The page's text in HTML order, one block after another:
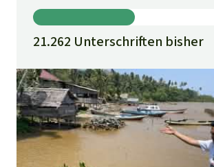
21.262 Unterschriften bisher